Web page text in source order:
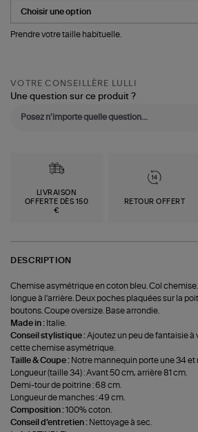
Prendre votre taille habituelle.
VOTRE CONSEILLÈRE LULLI
Une question sur ce produit ?
LIVRAISON
OFFERTE DÈS 150
€
RETOUR OFFERT
DESCRIPTION
Chemise asymétrique en coton bleu. Col
longue à l'arrière. Deux poches plaquées sur la
boutons. Coupe oversize. Base arrondie.
Made in : Italie.
Conseil stylistique :Ajoutez un peu de fantaisie à
cette chemise asymétrique.
Taille & Coupe : Notre mannequin porte une 34 et
Longueur (taille 34) : Avant 50 cm, arrière 81 cm.
Demi-tour de poitrine : 68 cm.
Longueur de manches : 49 cm.
Composition :100% coton.
Conseil d'entretien : Nettoyage à sec.